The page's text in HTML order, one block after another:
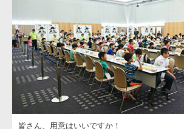
皆さん、用意はいいですか！